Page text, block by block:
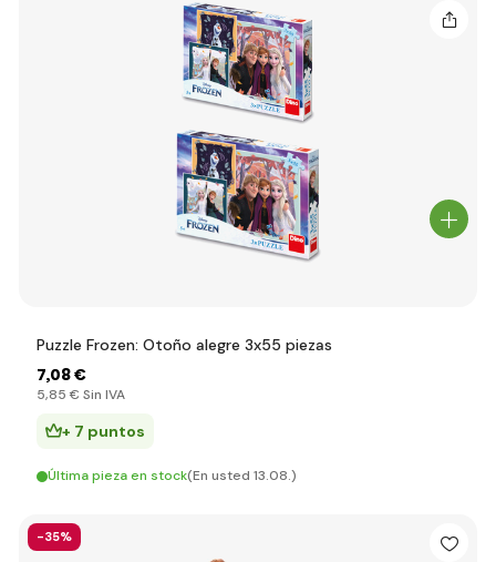
Puzzle Frozen: Otoño alegre 3x55 piezas
7,08 €
5,85 € Sin IVA
+ 7 puntos
Última pieza en stock(En usted 13.08.)
-35%